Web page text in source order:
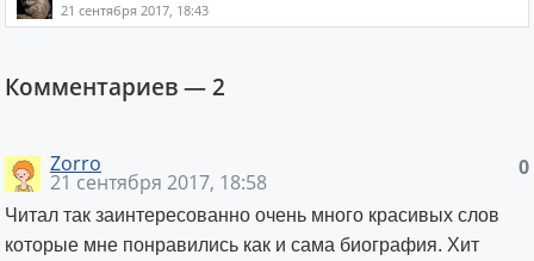
21 сентября 2017, 18:43
Комментариев —2
0
Zorro
21 сентября 2017, 18:58
Читал так заинтересованно очень много красивых слов
которые мне понравились как и сама биография. Хит